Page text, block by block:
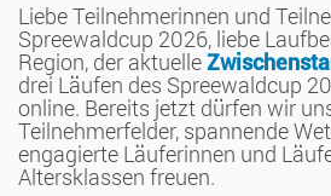
Liebe Teilnehmerinnen und
Spreewaldcup 2026, liebe
Region, der aktuelle
drei Läufen des Spreewaldcup
online. Bereits jetzt dürfen wir
Teilnehmerfelder, spannende
engagierte Läuferinnen und
Altersklassen freuen.